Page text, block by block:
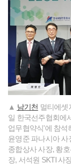
▲ 남기천 멀티에셋
일 한국선주협회에
업무협약식'에 참석
윤영준 파나시아 사
종합상사 사장, 황
장, 서석원 SKTI 사